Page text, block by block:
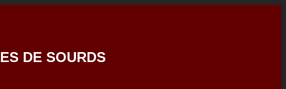
DE SOURDS